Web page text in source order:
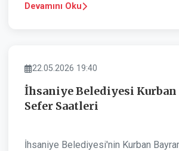
Devamını Oku
BELEDIYE
22.05.2026 19:40
İhsaniye Belediyesi Kurban
Sefer Saatleri
İhsaniye Belediyesi'nin Kurban